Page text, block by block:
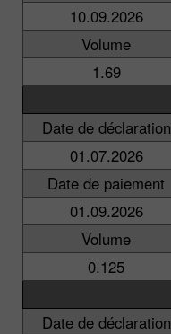
10.09.2026
Volume
1.69
Date de déclaration
01.07.2026
Date de paiement
01.09.2026
Volume
0.125
Date de déclaration